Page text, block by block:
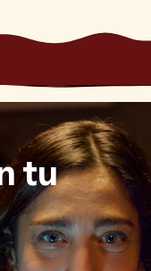
tu